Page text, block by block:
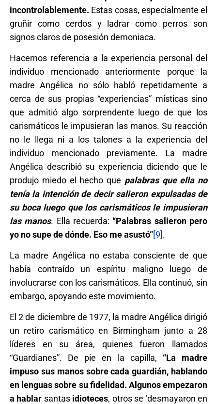
incontrolablemente. Estas cosas, especialmente el
gruñir como cerdos y ladrar como perros son
signos claros de posesión demoniaca.
Hacemos referencia a la experiencia personal del
individuo mencionado anteriormente porque la
madre Angélica no sólo habló repetidamente a
cerca de sus propias “experiencias” místicas sino
que admitió algo sorprendente luego de que los
carismáticos le impusieran las manos. Su reacción
no le llega ni a los talones a la experiencia del
individuo mencionado previamente. La madre
Angélica describió su experiencia diciendo que le
produjo miedo el hecho que palabras que ella no
tenía la intención de decir salieron expulsadas de
su boca luego que los carismáticos le impusieran
las manos. Ella recuerda: “Palabras salieron pero
yo no supe de dónde. Eso me asustó”[9].
La madre Angélica no estaba consciente de que
había contraído un espíritu maligno luego de
involucrarse con los carismáticos. Ella continuó, sin
embargo, apoyando este movimiento.
El 2 de diciembre de 1977, la madre Angélica dirigió
un retiro carismático en Birmingham junto a 28
líderes en su área, quienes fueron llamados
“Guardianes”. De pie en la capilla, “La madre
impuso sus manos sobre cada guardián, hablando
en lenguas sobre su fidelidad. Algunos empezaron
a hablar santas idioteces, otros se ’desmayaron en